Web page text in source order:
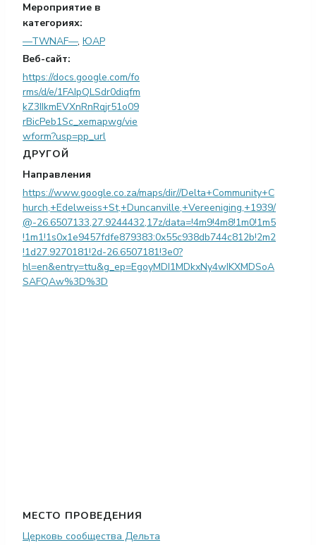
Мероприятие в
категориях:
—TWNAF—, ЮАР
Веб-сайт:
https://docs.google.com/fo
rms/d/e/1FAIpQLSdr0diqfm
kZ3IIkmEVXnRnRqjr51o09
rBicPeb1Sc_xemapwg/vie
wform?usp=pp_url
ДРУГОЙ
Направления
https://www.google.co.za/maps/dir//Delta+Community+C
hurch,+Edelweiss+St,+Duncanville,+Vereeniging,+1939/
@-26.6507133,27.9244432,17z/data=!4m9!4m8!1m0!1m5
!1m1!1s0x1e9457fdfe879383:0x55c938db744c812b!2m2
!1d27.9270181!2d-26.6507181!3e0?
hl=en&entry=ttu&g_ep=EgoyMDI1MDkxNy4wIKXMDSoA
SAFQAw%3D%3D
МЕСТО ПРОВЕДЕНИЯ
Церковь сообщества Дельта